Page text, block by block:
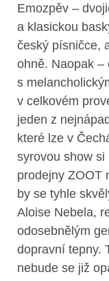
Emozpěv –
a klasickou
český písničce,
ohně. Naopak –
s
v celkovém
jeden z
které lze v
syrovou show
prodejny ZOOT
by se tyhle
Aloise Nebela,
odosebnělým
dopravní tepny.
nebude se již